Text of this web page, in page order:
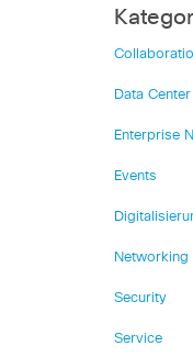
Data Center
Enterprise
Events
Networking
Security
Service